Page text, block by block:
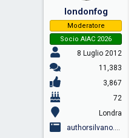
londonfog
Moderatore
Socio AIAC 2026
8 Luglio 2012
11,383
3,867
72
Londra
authorsilvano.substack.com